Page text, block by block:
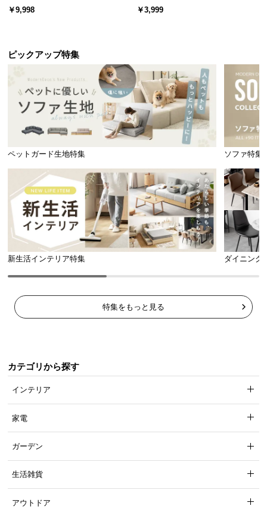
ード 木目/石目調 オープン収納・
引き出し収納付き
￥9,998
スチール 4段階高さ調節 サイドフ
ック オープンラック シンプル
￥3,999
ピックアップ特集
ペットガード生地特集 ソファ特集
新生活インテリア特集 ダイニング
特集をもっと見る
カテゴリから探す
インテリア
家電
ガーデン
生活雑貨
アウトドア